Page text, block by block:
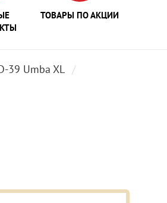
ТОВАРЫ ПО АКЦИИ
39 Umba XL